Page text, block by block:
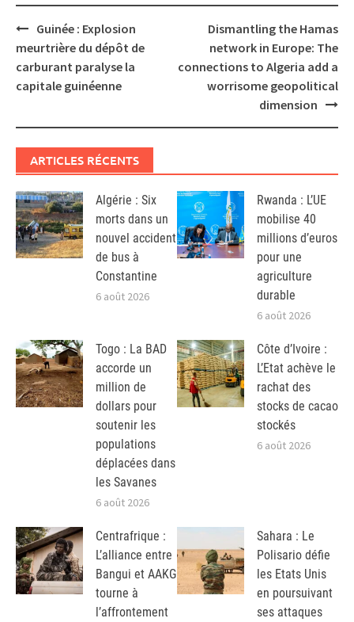
Post
navigation
Guinée : Explosion
meurtrière du dépôt de
carburant paralyse la
capitale guinéenne
Dismantling the Hamas
network in Europe: The
connections to Algeria add a
worrisome geopolitical
dimension
ARTICLES RÉCENTS
Algérie : Six
morts dans un
nouvel accident
de bus à
Constantine
6 août 2026
Rwanda : L’UE
mobilise 40
millions d’euros
pour une
agriculture
durable
6 août 2026
Togo : La BAD
accorde un
million de
dollars pour
soutenir les
populations
déplacées dans
les Savanes
6 août 2026
Côte d’Ivoire :
L’Etat achève le
rachat des
stocks de cacao
stockés
6 août 2026
Centrafrique :
L’alliance entre
Bangui et AAKG
tourne à
l’affrontement
Sahara : Le
Polisario défie
les Etats Unis
en poursuivant
ses attaques